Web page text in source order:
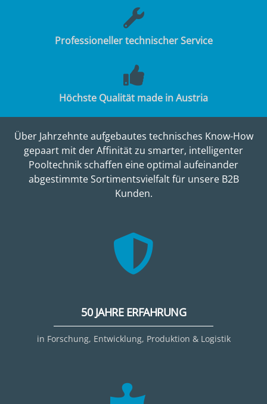
Professioneller technischer Service
Höchste Qualität made in Austria
Über Jahrzehnte aufgebautes technisches Know-How
gepaart mit der Affinität zu smarter, intelligenter
Pooltechnik schaffen eine optimal aufeinander
abgestimmte Sortimentsvielfalt für unsere B2B
Kunden.
50 JAHRE ERFAHRUNG
in Forschung, Entwicklung, Produktion & Logistik